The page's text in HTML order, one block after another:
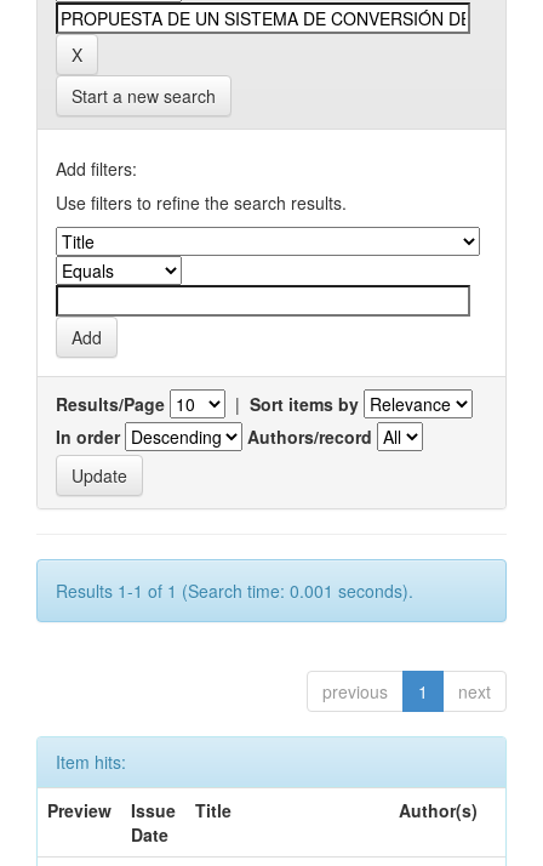
Start a new search
Add filters:
Use filters to refine the search results.
Results/Page | Sort items by
In order
Authors/record
Results 1-1 of 1 (Search time: 0.001 seconds).
previous 1 next
Item hits:
Preview
Issue
Date
Title Author(s)